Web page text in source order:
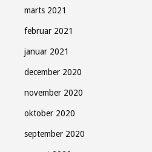
marts 2021
februar 2021
januar 2021
december 2020
november 2020
oktober 2020
september 2020